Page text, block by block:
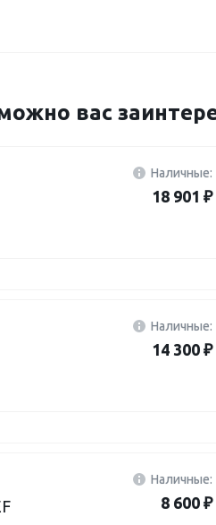
вас
Наличные:
18 901 ₽
Наличные:
14 300 ₽
Наличные:
8 600 ₽